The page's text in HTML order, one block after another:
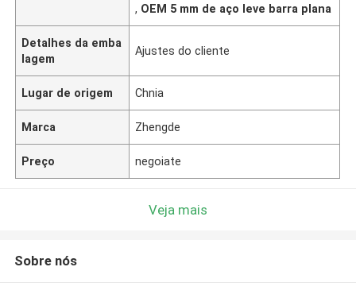
, OEM 5 mm de aço leve barra plana
Detalhes da emba
lagem
Ajustes do cliente
Lugar de origem Chnia
Marca Zhengde
Preço negoiate
Veja mais
Sobre nós